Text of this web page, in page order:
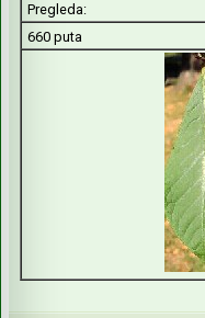
Pregleda:
660 puta